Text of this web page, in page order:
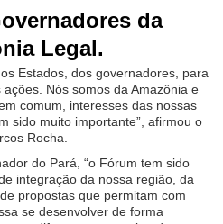
da
Legal.
Estados, dos governadores, para
Nós somos da Amazônia e
comum, interesses das nossas
sido muito importante”, afirmou o
Rocha.
do Pará, “o Fórum tem sido
integração da nossa região, da
propostas que permitam com
se desenvolver de forma